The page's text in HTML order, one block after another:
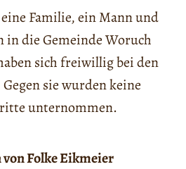
Familie, ein Mann und
in die Gemeinde Woruch
sich freiwillig bei den
sie wurden keine
unternommen.
Folke Eikmeier